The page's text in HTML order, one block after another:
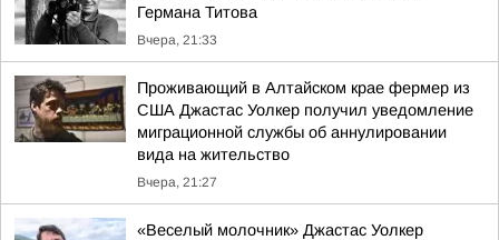
Германа Титова
Вчера, 21:33
Проживающий в Алтайском крае фермер из
США Джастас Уолкер получил уведомление
миграционной службы об аннулировании
вида на жительство
Вчера, 21:27
«Веселый молочник» Джастас Уолкер